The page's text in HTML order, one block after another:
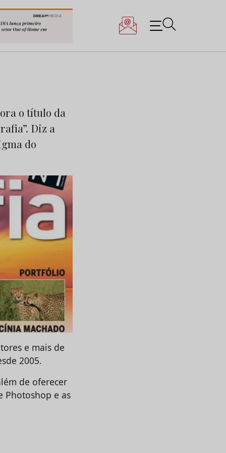
o título da
Diz a
do
e mais de
2005.
de oferecer
Photoshop e as